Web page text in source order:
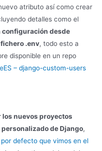
atributo así como crear
detalles como el
configuración desde
.env, todo esto a
disponible en un repo
– django-custom-users
los nuevos proyectos
de Django,
defecto que vimos en el